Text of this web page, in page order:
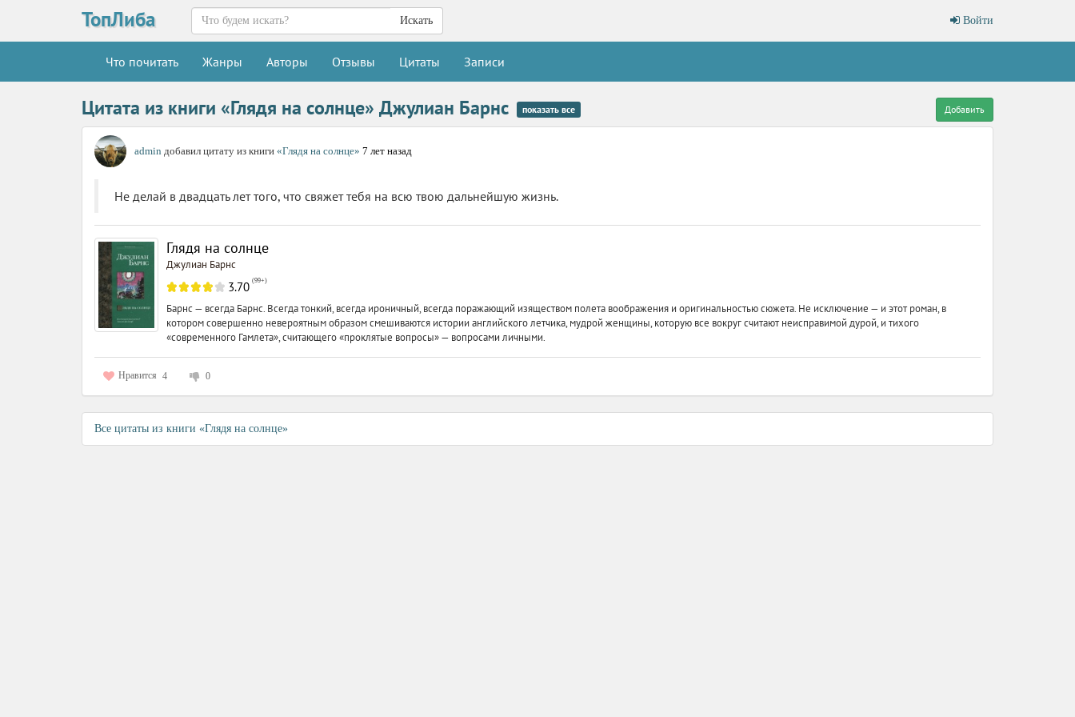
ТопЛиба Войти
Искать
Что почитать Жанры Авторы Отзывы Цитаты Записи
Цитата из книги «Глядя на солнце» Джулиан Барнс показать все Добавить
admin добавил цитату из книги «Глядя на солнце» 7 лет назад
Не делай в двадцать лет того, что свяжет тебя на всю твою дальнейшую жизнь.
Глядя на солнце
Джулиан Барнс
3.70 (99+)
Барнс — всегда Барнс. Всегда тонкий, всегда ироничный, всегда поражающий изяществом полета воображения и оригинальностью сюжета. Не исключение — и этот роман, в
котором совершенно невероятным образом смешиваются истории английского летчика, мудрой женщины, которую все вокруг считают неисправимой дурой, и тихого
«современного Гамлета», считающего «проклятые вопросы» — вопросами личными.
Нравится 4 0
Все цитаты из книги «Глядя на солнце»